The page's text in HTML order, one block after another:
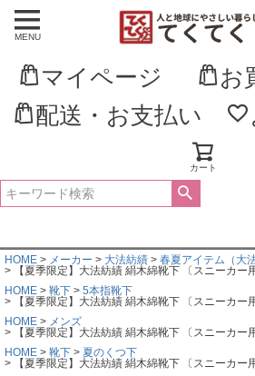
MENU
マイページ
お
配送・お支払い
カート
新着順
登録順
価格が高い順
優先度順
HOME メーカー 大法紡績
春夏アイテム（大
【夏季限定】大法紡績 絹木綿靴下 〔スニーカ
HOME
靴下
5本指靴下
【夏季限定】大法紡績 絹木綿靴下 〔スニーカ
HOME
メンズ
【夏季限定】大法紡績 絹木綿靴下 〔スニーカ
HOME
靴下
夏のくつ下
【夏季限定】大法紡績 絹木綿靴下 〔スニーカ